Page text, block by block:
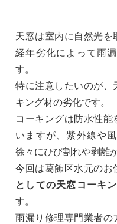
天窓は室内に自然光を
経年劣化によって雨
す。
特に注意したいのが、
キング材の劣化です。
コーキングは防水性能
いますが、紫外線や
徐々にひび割れや剥離
今回は葛飾区水元のお
としての天窓コーキ
す。
雨漏り修理専門業者の